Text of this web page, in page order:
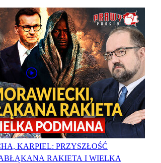
KARPIEL: PRZYSZŁOŚĆ
RAKIETA I WIELKA